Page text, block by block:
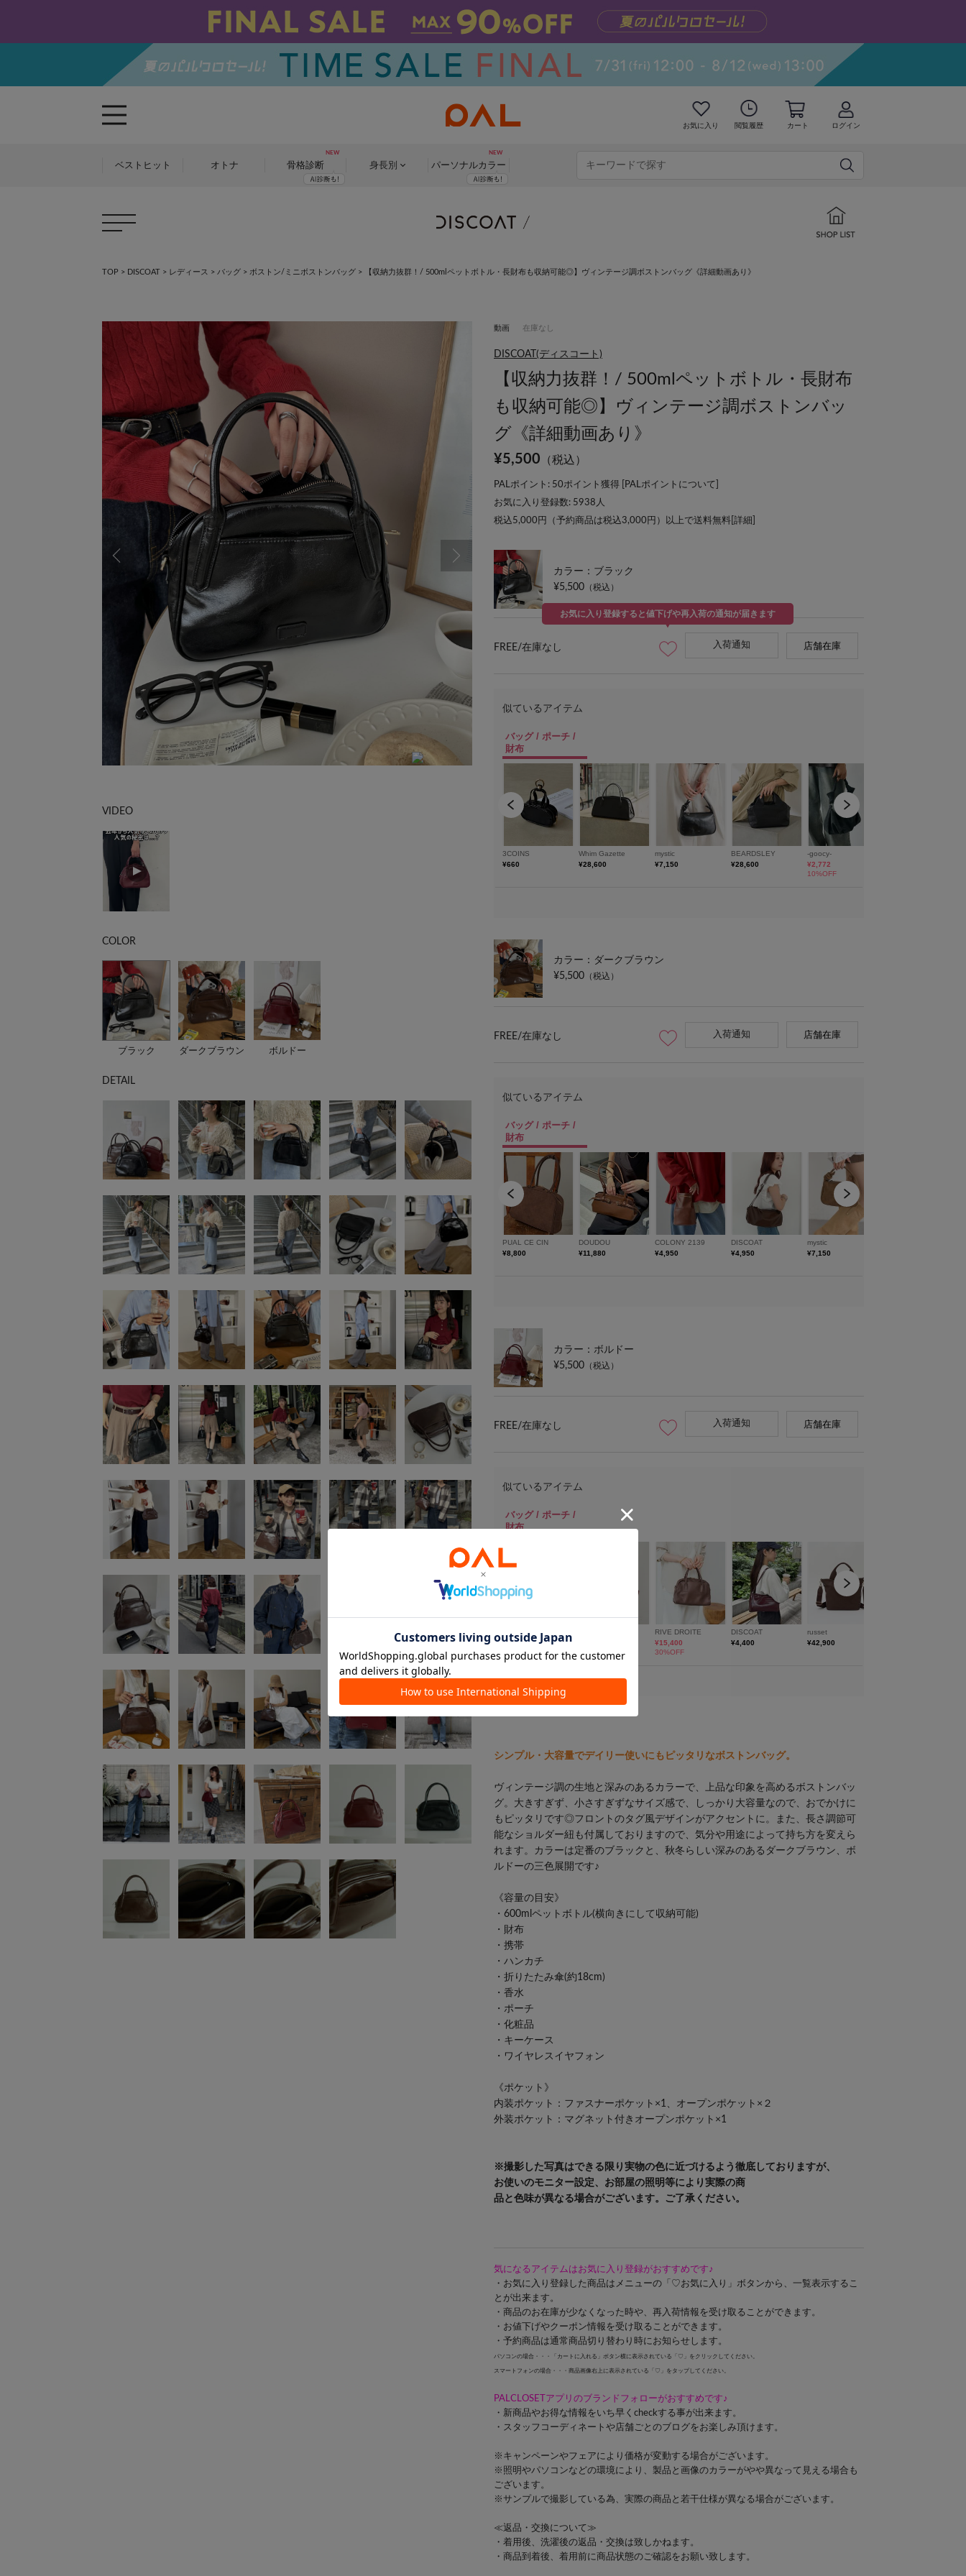
お気に入り 閲覧履歴 カート ログイン
ベストヒット オトナ 骨格診断 身長別 パーソナルカラー
TOP > DISCOAT > レディース > バッグ > ボストン/ミニボストンバッグ > 【収納力抜群！/ 500mlペットボトル・長財布も収納可能◎】ヴィンテージ調ボストンバッグ《詳細動画あり》
※実際のお色味は詳細画像をご覧ください。 ※実際のお色味は詳細画像をご
VIDEO
COLOR
ブラック ダークブラウン ボルドー
DETAIL
動画 在庫なし
DISCOAT(ディスコート)
【収納力抜群！/ 500mlペットボトル・長財布
も収納可能◎】ヴィンテージ調ボストンバッ
グ《詳細動画あり》
¥5,500 （税込）
PALポイント: 50ポイント獲得 [ PALポイントについて
お気に入り登録数: 5938 人
税込5,000円（予約商品は税込3,000円）以上で送料無料[ 詳細
カラー：ブラック
¥5,500 （税込）
FREE/在庫なし
お気に入り登録すると値下げや再入荷の通知が届きます
入荷通知 店舗在庫
カラー：ダークブラウン
¥5,500 （税込）
FREE/在庫なし 入荷通知 店舗在庫
カラー：ボルドー
¥5,500 （税込）
FREE/在庫なし 入荷通知 店舗在庫
シンプル・大容量でデイリー使いにもピッタリなボストンバッグ。
ヴィンテージ調の生地と深みのあるカラーで、上品な印象を高めるボストンバッ
グ。大きすぎず、小さすぎずなサイズ感で、しっかり大容量なので、おでかけに
もピッタリです◎フロントのタグ風デザインがアクセントに。また、長さ調節可
能なショルダー紐も付属しておりますので、気分や用途によって持ち方を変えら
れます。カラーは定番のブラックと、秋冬らしい深みのあるダークブラウン、ボ
ルドーの三色展開です♪
《容量の目安》
・600mlペットボトル(横向きにして収納可能)
・財布
・携帯
・ハンカチ
・折りたたみ傘(約18cm)
・香水
・ポーチ
・化粧品
・キーケース
・ワイヤレスイヤフォン
《ポケット》
内装ポケット：ファスナーポケット×1、オープンポケット×２
外装ポケット：マグネット付きオープンポケット×1
※撮影した写真はできる限り実物の色に近づけるよう徹底しておりますが、
お使いのモニター設定、お部屋の照明等により実際の商
品と色味が異なる場合がございます。ご了承ください。
気になるアイテムはお気に入り登録がおすすめです♪
・お気に入り登録した商品はメニューの「♡お気に入り」ボタンから、一覧表示するこ
とが出来ます。
・商品のお在庫が少なくなった時や、再入荷情報を受け取ることができます。
・お値下げやクーポン情報を受け取ることができます。
・予約商品は通常商品切り替わり時にお知らせします。
パソコンの場合・・・「カートに入れる」ボタン横に表示されている「♡」をクリックしてください。
スマートフォンの場合・・・商品画像右上に表示されている「♡」をタップしてください。
PALCLOSETアプリのブランドフォローがおすすめです♪
・新商品やお得な情報をいち早くcheckする事が出来ます。
・スタッフコーディネートや店舗ごとのブログをお楽しみ頂けます。
※キャンペーンやフェアにより価格が変動する場合がございます。
※照明やパソコンなどの環境により、製品と画像のカラーがやや異なって見える場合も
ございます。
※サンプルで撮影している為、実際の商品と若干仕様が異なる場合がございます。
≪返品・交換について≫
・着用後、洗濯後の返品・交換は致しかねます。
・商品到着後、着用前に商品状態のご確認をお願い致します。